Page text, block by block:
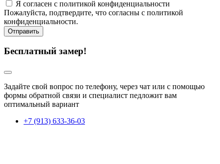
Я согласен с политикой конфиденциальности
Пожалуйста, подтвердите, что согласны с политикой
конфиденциальности.
Отправить
Бесплатный замер!
Задайте свой вопрос по телефону, через чат или с помощью
формы обратной связи и специалист педложит вам
оптимальный вариант
+7 (913) 633-36-03